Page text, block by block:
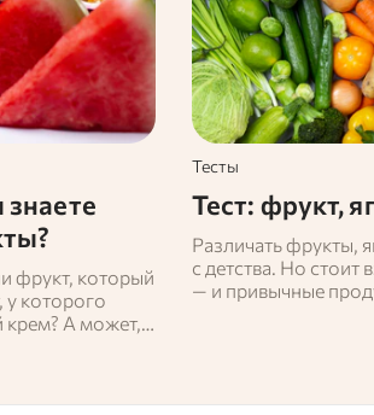
фрукт, который
у которого
крем? А может,
Тесты
Тест: фрукт,
Различать фрукты,
с детства. Но стоит
— и привычные